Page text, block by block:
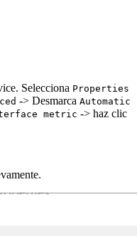
Selecciona Properties
-> Desmarca Automatic
metric -> haz clic